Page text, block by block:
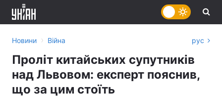
Новини › Війна рус
Проліт китайських супутників
над Львовом: експерт пояснив,
що за цим стоїть